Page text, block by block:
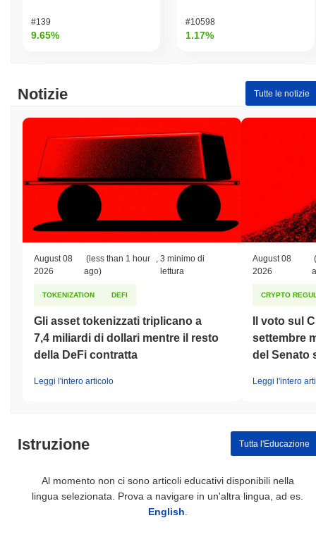
#139
9.65%
#10598
1.17%
Notizie Tutte le notizie
August 08
2026
(less than 1 hour
ago)
, 3 minimo di
lettura
TOKENIZATION DEFI
Gli asset tokenizzati triplicano a
7,4 miliardi di dollari mentre il resto
della DeFi contratta
Leggi l'intero articolo
August 08
2026
CRYPTO
Il voto sul
settembre
del Senato
Leggi l'intero
Istruzione Tutta l'Educazione
Al momento non ci sono articoli educativi disponibili nella
lingua selezionata. Prova a navigare in un'altra lingua, ad es.
English.